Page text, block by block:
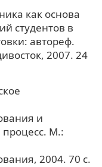
как основа
студентов в
автореф.
2007. 24
и
процесс. М.:
2004. 70 с.